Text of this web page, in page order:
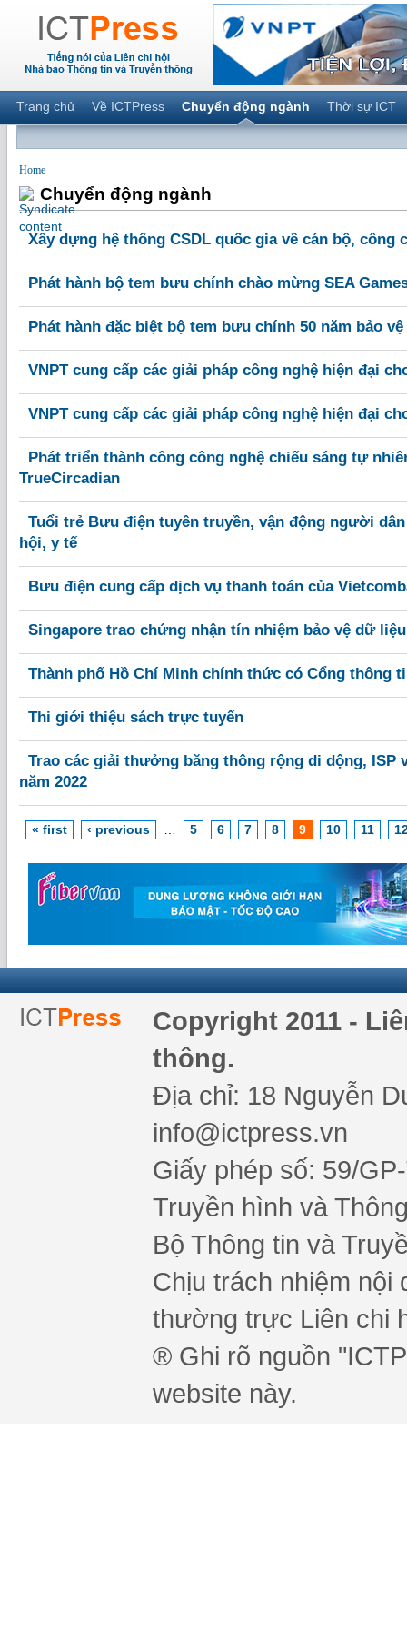
Trang chủ Về ICTPress Chuyển động ngành Thời sự ICT
Home
Chuyển động ngành
Xây dựng hệ thống CSDL quốc gia về cán bộ, công
Phát hành bộ tem bưu chính chào mừng SEA
Phát hành đặc biệt bộ tem bưu chính 50 năm bảo
VNPT cung cấp các giải pháp công nghệ hiện đại
VNPT cung cấp các giải pháp công nghệ hiện đại
Phát triển thành công công nghệ chiếu sáng tự
TrueCircadian
Tuổi trẻ Bưu điện tuyên truyền, vận động người
hội, y tế
Bưu điện cung cấp dịch vụ thanh toán của
Singapore trao chứng nhận tín nhiệm bảo vệ dữ
Thành phố Hồ Chí Minh chính thức có Cổng thông
Thi giới thiệu sách trực tuyến
Trao các giải thưởng băng thông rộng di dộng, ISP
năm 2022
« first ‹ previous 5 6 7 8 9 10 11
Copyright 2011 -
thông.
Địa chỉ: 18 Nguyễn
info@ictpress.vn
Giấy phép số: 59/
Truyền hình và
Bộ Thông tin và
Chịu trách nhiệm nội
thường trực Liên chi
® Ghi rõ nguồn
website này.